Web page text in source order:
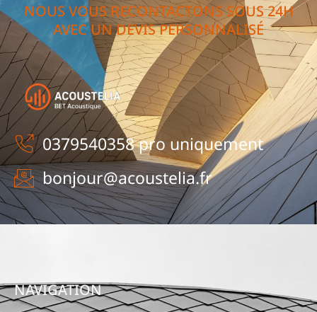
NOUS VOUS RECONTACTONS SOUS 24H
AVEC UN DEVIS PERSONNALISÉ
0379540358 pro uniquement
bonjour@acoustelia.fr
NAVIGATION